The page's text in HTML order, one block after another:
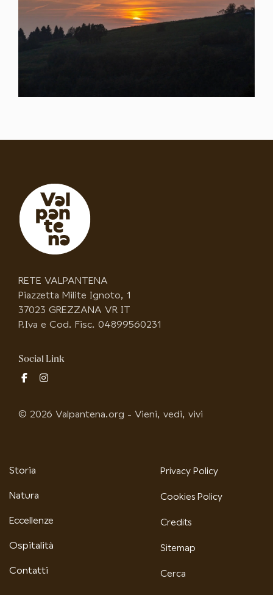
RETE VALPANTENA
Piazzetta Milite Ignoto, 1
37023 GREZZANA VR IT
P.Iva e Cod. Fisc. 04899560231
Social Link
fab fab
© 2026 Valpantena.org - Vieni, vedi, vivi
Storia
Natura
Eccellenze
Ospitalità
Contatti
Privacy Policy
Cookies Policy
Credits
Sitemap
Cerca